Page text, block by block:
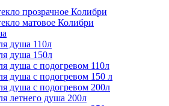
прозрачное Колибри
матовое Колибри
душа 110л
душа 150л
душа с подогревом 110л
душа с подогревом 150 л
душа с подогревом 200л
летнего душа 200л